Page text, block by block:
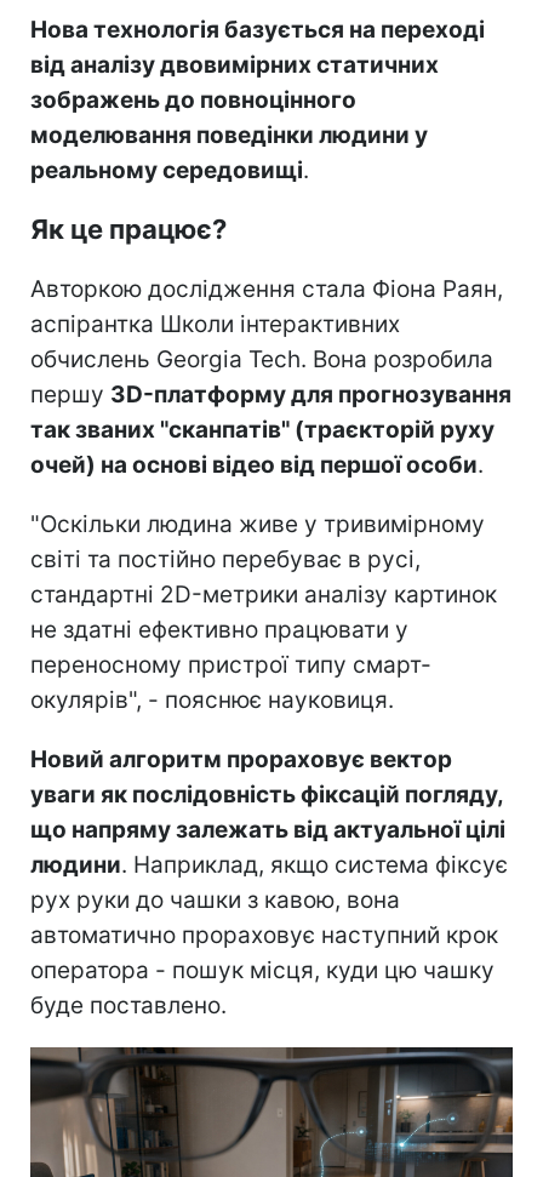
Нова технологія базується на переході
від аналізу двовимірних статичних
зображень до повноцінного
моделювання поведінки людини у
реальному середовищі.
Як це працює?
Авторкою дослідження стала Фіона Раян,
аспірантка Школи інтерактивних
обчислень Georgia Tech. Вона розробила
першу 3D-платформу для прогнозування
так званих "сканпатів" (траєкторій руху
очей) на основі відео від першої особи.
"Оскільки людина живе у тривимірному
світі та постійно перебуває в русі,
стандартні 2D-метрики аналізу картинок
не здатні ефективно працювати у
переносному пристрої типу смарт-
окулярів", - пояснює науковиця.
Новий алгоритм прораховує вектор
уваги як послідовність фіксацій погляду,
що напряму залежать від актуальної цілі
людини. Наприклад, якщо система фіксує
рух руки до чашки з кавою, вона
автоматично прораховує наступний крок
оператора - пошук місця, куди цю чашку
буде поставлено.